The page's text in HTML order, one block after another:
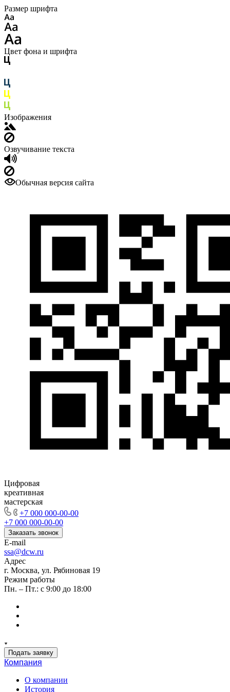
Размер шрифта
Цвет фона и шрифта
Изображения
Озвучивание текста
Обычная версия сайта
Цифровая
креативная
мастерская
+7 000 000-00-00
+7 000 000-00-00
Заказать звонок
E-mail
ssa@dcw.ru
Адрес
г. Москва, ул. Рябиновая 19
Режим работы
Пн. – Пт.: с 9:00 до 18:00
Подать заявку
Компания
О компании
История